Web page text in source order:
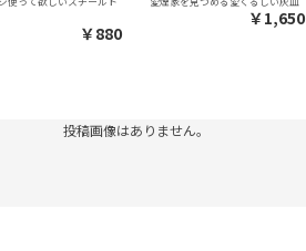
￥880
￥1,650
投稿画像はありません。